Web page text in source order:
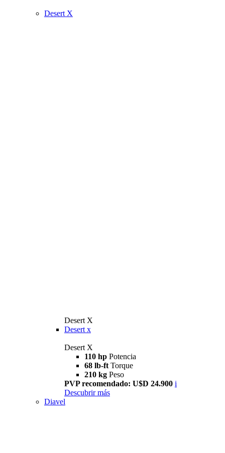
Desert X
Desert X
Desert x
Desert X
110 hp Potencia
68 lb-ft Torque
210 kg Peso
PVP recomendado: U$D 24.900 i
Descubrir más
Diavel